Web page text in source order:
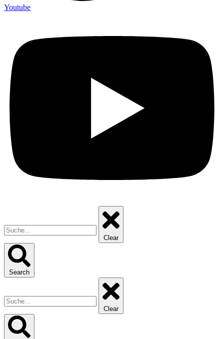
Youtube
Clear
Search
Clear